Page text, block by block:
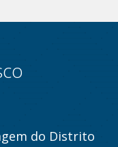
do Distrito